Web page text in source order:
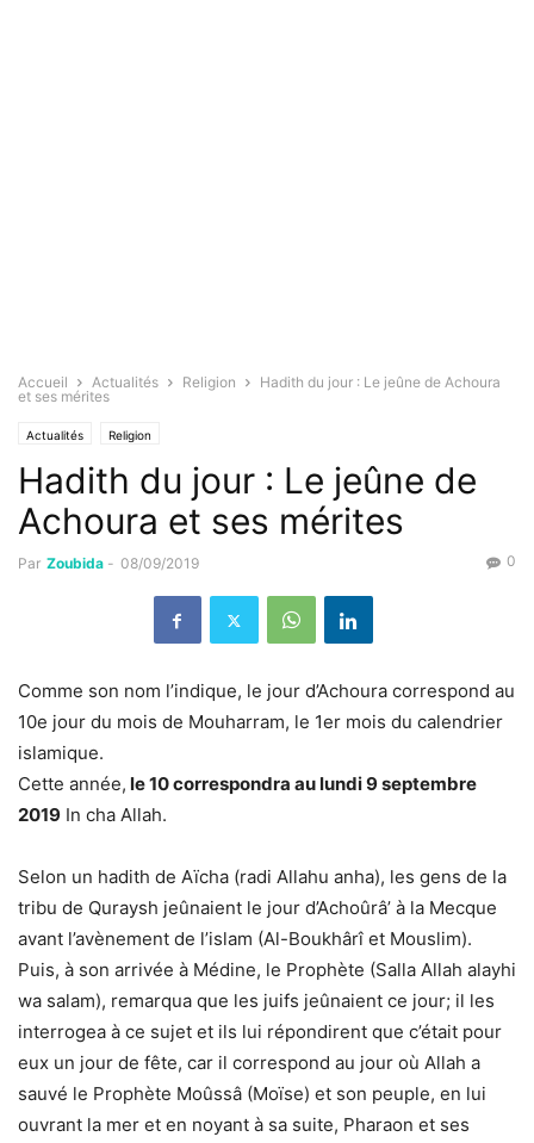
Accueil Actualités Religion
Hadith du jour : Le jeûne de Achoura
et ses mérites
Actualités Religion
Hadith du jour : Le jeûne de
Achoura et ses mérites
Par Zoubida - 08/09/2019 0
Comme son nom l’indique, le jour d’Achoura correspond au
10e jour du mois de Mouharram, le 1er mois du calendrier
islamique.
Cette année, le 10 correspondra au lundi 9 septembre
2019 In cha Allah.
Selon un hadith de Aïcha (radi Allahu anha), les gens de la
tribu de Quraysh jeûnaient le jour d’Achoûrâ’ à la Mecque
avant l’avènement de l’islam (Al-Boukhârî et Mouslim).
Puis, à son arrivée à Médine, le Prophète (Salla Allah alayhi
wa salam), remarqua que les juifs jeûnaient ce jour; il les
interrogea à ce sujet et ils lui répondirent que c’était pour
eux un jour de fête, car il correspond au jour où Allah a
sauvé le Prophète Moûssâ (Moïse) et son peuple, en lui
ouvrant la mer et en noyant à sa suite, Pharaon et ses